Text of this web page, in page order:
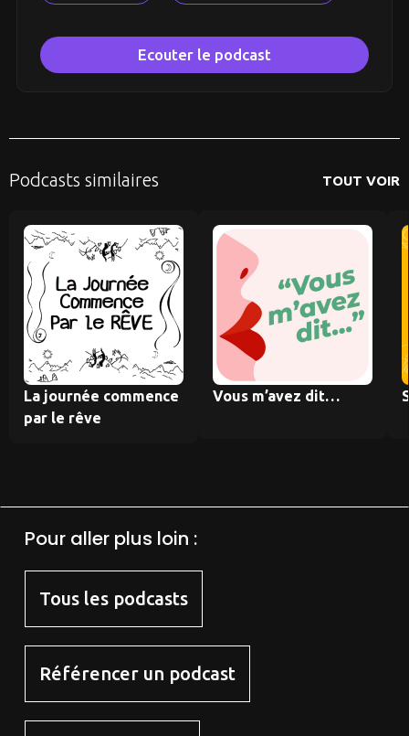
Ecouter le podcast
Podcasts similaires TOUT VOIR
La journée commence
par le rêve
Vous m’avez dit…
Pour aller plus loin :
Tous les podcasts
Référencer un podcast